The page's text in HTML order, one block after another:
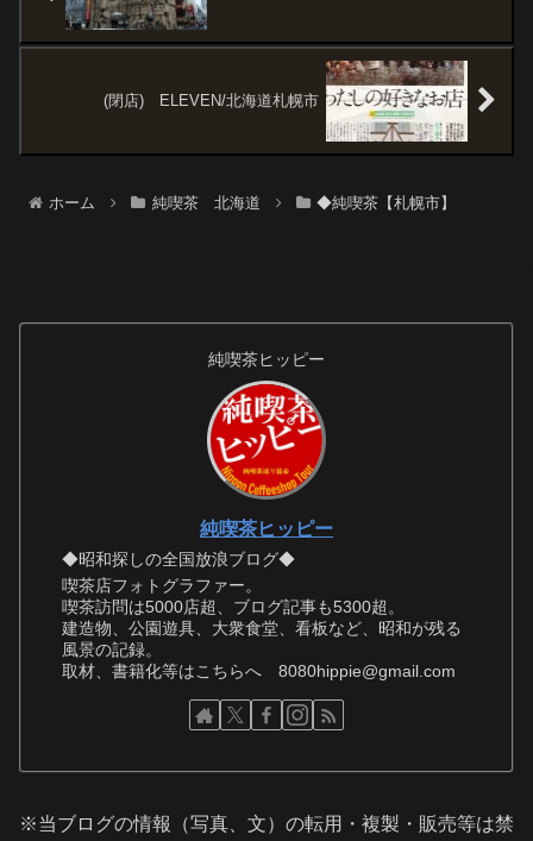
(閉店) ELEVEN/北海道札幌市
ホーム 純喫茶 北海道 ◆純喫茶【札幌市】
純喫茶ヒッピー
純喫茶ヒッピー
◆昭和探しの全国放浪ブログ◆
喫茶店フォトグラファー。
喫茶訪問は5000店超、ブログ記事も5300超。
建造物、公園遊具、大衆食堂、看板など、昭和が残る
風景の記録。
取材、書籍化等はこちらへ 8080hippie@gmail.com
※当ブログの情報（写真、文）の転用・複製・販売等は禁